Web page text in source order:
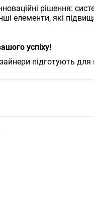
рішення:
елементи, які
успіху!
підготують для